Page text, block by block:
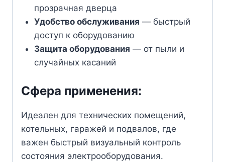
прозрачная дверца
Удобство обслуживания — быстрый
доступ к оборудованию
Защита оборудования — от пыли и
случайных касаний
Сфера применения:
Идеален для технических помещений,
котельных, гаражей и подвалов, где
важен быстрый визуальный контроль
состояния электрооборудования.